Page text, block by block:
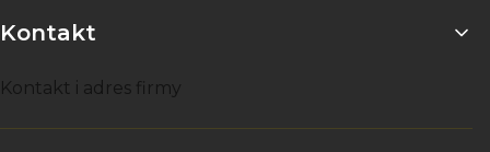
Kontakt
Kontakt i adres firmy